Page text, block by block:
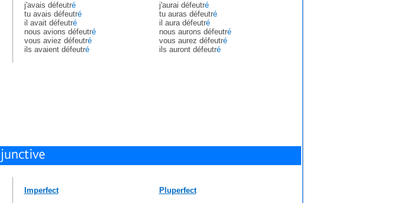
j'avais défeutré
tu avais défeutré
il avait défeutré
nous avions défeutré
vous aviez défeutré
ils avaient défeutré
j'aurai défeutré
tu auras défeutré
il aura défeutré
nous aurons défeutré
vous aurez défeutré
ils auront défeutré
Imperfect
Pluperfect